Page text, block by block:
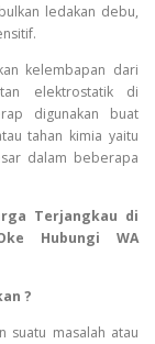
ledakan debu,
kelembapan dari
elektrostatik di
digunakan buat
tahan kimia yaitu
dalam beberapa
Terjangkau di
Hubungi WA
?
suatu masalah atau